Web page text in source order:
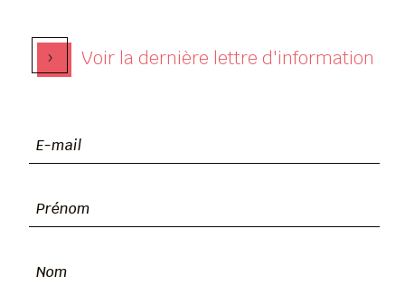
› Voir la dernière lettre d'information